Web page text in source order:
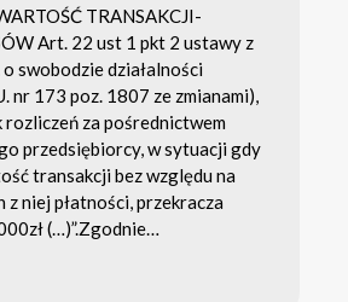
TRANSAKCJI-
Art. 22 ust 1 pkt 2 ustawy z
swobodzie działalności
nr 173 poz. 1807 ze zmianami),
rozliczeń za pośrednictwem
przedsiębiorcy, w sytuacji gdy
transakcji bez względu na
z niej płatności, przekracza
(…)”.Zgodnie…